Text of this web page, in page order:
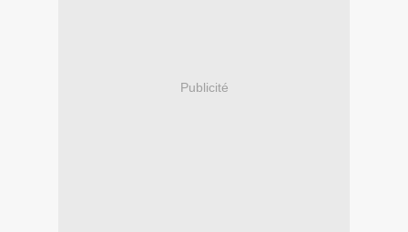
Publicité